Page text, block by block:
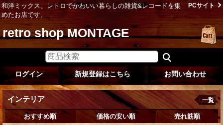
和洋ミックス、レトロでかわいい暮らしの雑貨&レコードを集
めたお店です。
PCサイト
retro shop MONTAGE
ログイン 新規登録はこちら お問い合わせ
インテリア 一覧
おすすめ順 価格の安い順
売れ筋順